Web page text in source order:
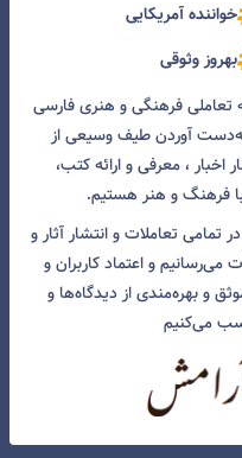
خواننده آمریکایی
بهروز وثوقی
تعاملی فرهنگی و هنری فارسی
آوردن طیف وسیعی از
اخبار ، معرفی و ارائه کتب،
فرهنگ و هنر هستیم.
تمامی تعاملات و انتشار آثار و
می‌رسانیم و اعتماد کاربران و
و بهره‌مندی از دیدگاه‌ها و
می‌کنیم